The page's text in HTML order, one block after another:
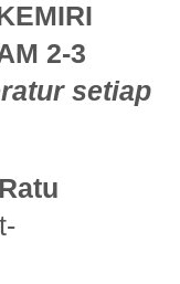
2-3
setiap
Ratu